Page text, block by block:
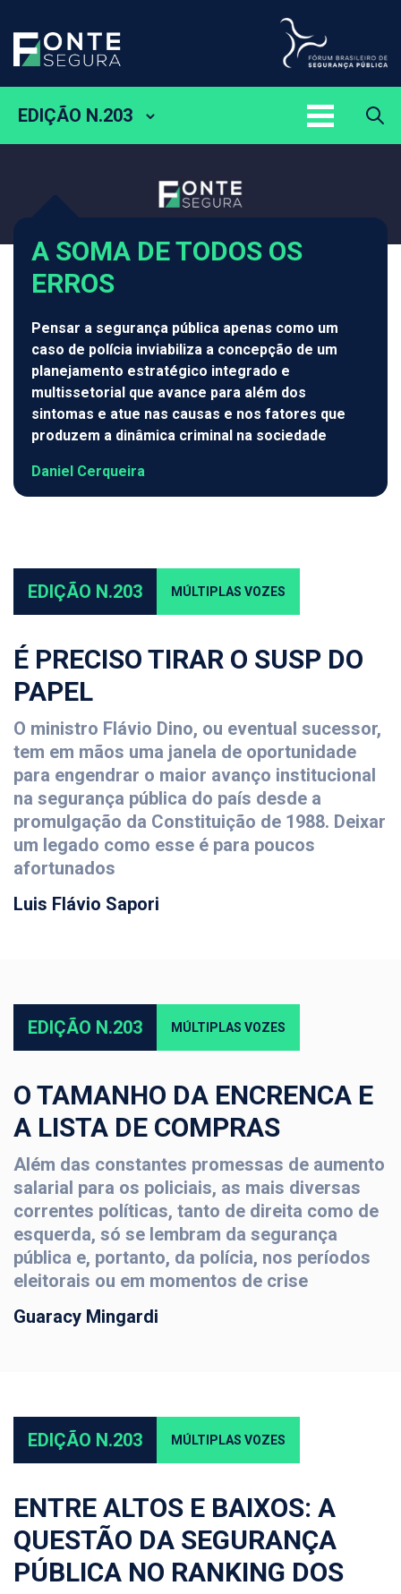
EDIÇÃO N.203
A SOMA DE TODOS OS
ERROS
Pensar a segurança pública apenas como um
caso de polícia inviabiliza a concepção de um
planejamento estratégico integrado e
multissetorial que avance para além dos
sintomas e atue nas causas e nos fatores que
produzem a dinâmica criminal na sociedade
Daniel Cerqueira
EDIÇÃO N.203 MÚLTIPLAS VOZES
É PRECISO TIRAR O SUSP DO
PAPEL
O ministro Flávio Dino, ou eventual sucessor,
tem em mãos uma janela de oportunidade
para engendrar o maior avanço institucional
na segurança pública do país desde a
promulgação da Constituição de 1988. Deixar
um legado como esse é para poucos
afortunados
Luis Flávio Sapori
EDIÇÃO N.203 MÚLTIPLAS VOZES
O TAMANHO DA ENCRENCA E
A LISTA DE COMPRAS
Além das constantes promessas de aumento
salarial para os policiais, as mais diversas
correntes políticas, tanto de direita como de
esquerda, só se lembram da segurança
pública e, portanto, da polícia, nos períodos
eleitorais ou em momentos de crise
Guaracy Mingardi
EDIÇÃO N.203 MÚLTIPLAS VOZES
ENTRE ALTOS E BAIXOS: A
QUESTÃO DA SEGURANÇA
PÚBLICA NO RANKING DOS